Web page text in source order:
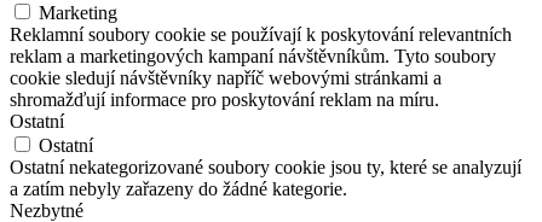
Marketing
Reklamní soubory cookie se používají k poskytování relevantních
reklam a marketingových kampaní návštěvníkům. Tyto soubory
cookie sledují návštěvníky napříč webovými stránkami a
shromažďují informace pro poskytování reklam na míru.
Ostatní
Ostatní
Ostatní nekategorizované soubory cookie jsou ty, které se analyzují
a zatím nebyly zařazeny do žádné kategorie.
Nezbytné